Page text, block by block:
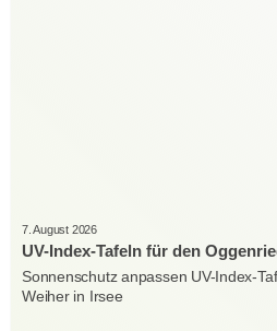
7. August 2026
UV-Index-Tafeln für den
Sonnenschutz anpassen UV-Index-
Weiher in Irsee